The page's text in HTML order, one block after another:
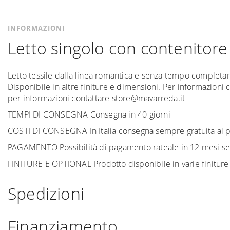
INFORMAZIONI
Letto singolo con contenitore
Letto tessile dalla linea romantica e senza tempo
Disponibile in altre finiture e dimensioni. Per informazioni
per informazioni contattare store@mavarreda.it
TEMPI DI CONSEGNA Consegna in 40 giorni
COSTI DI CONSEGNA In Italia consegna sempre gratuita
PAGAMENTO Possibilità di pagamento rateale in 12 mesi
FINITURE E OPTIONAL Prodotto disponibile in varie
Spedizioni